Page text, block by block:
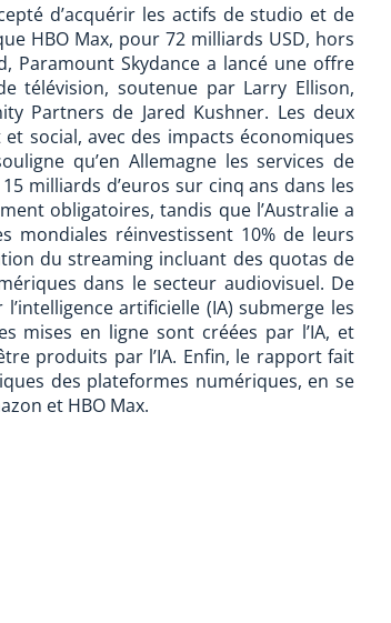
d’acquérir les actifs de studio et de
HBO Max, pour 72 milliards USD, hors
Paramount Skydance a lancé une offre
télévision, soutenue par Larry Ellison,
Partners de Jared Kushner. Les deux
social, avec des impacts économiques
qu’en Allemagne les services de
milliards d’euros sur cinq ans dans les
obligatoires, tandis que l’Australie a
mondiales réinvestissent 10% de leurs
du streaming incluant des quotas de
dans le secteur audiovisuel. De
artificielle (IA) submerge les
mises en ligne sont créées par l’IA, et
produits par l’IA. Enfin, le rapport fait
des plateformes numériques, en se
et HBO Max.